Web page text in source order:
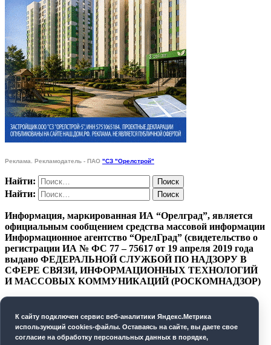
Реклама. Рекламодатель - ПАО "СЗ "Орелстрой"
Найти:
Найти:
Информация, маркированная ИА “Орелград”, является
официальным сообщением средства массовой информации
Информационное агентство “ОрелГрад” (свидетельство о
регистрации ИА № ФС 77 – 75617 от 19 апреля 2019 года
выдано ФЕДЕРАЛЬНОЙ СЛУЖБОЙ ПО НАДЗОРУ В
СФЕРЕ СВЯЗИ, ИНФОРМАЦИОННЫХ ТЕХНОЛОГИЙ
И МАССОВЫХ КОММУНИКАЦИЙ (РОСКОМНАДЗОР)
СОГЛАСИЕ НА ОБРАБОТКУ ПЕРСОНАЛЬНЫХ
ДАННЫХ
К cайту подключен сервис веб-аналитики Яндекс.Метрика
использующий cookies-файлы. Оставаясь на сайте, вы даете свое
согласие на обработку персональных данных в порядке,